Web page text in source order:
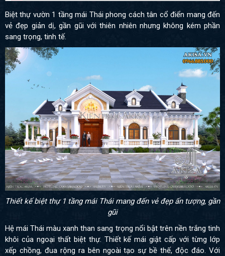
Biệt thự vườn 1 tầng mái Thái phong cách tân cổ điển mang đến
vẻ đẹp giản dị, gần gũi với thiên nhiên nhưng không kém phần
sang trọng, tinh tế.
Thiết kế biệt thự 1 tầng mái Thái mang đến vẻ đẹp ấn tượng, gần
gũi
Hệ mái Thái màu xanh than sang trọng nổi bật trên nền trắng tinh
khôi của ngoại thất biệt thự. Thiết kế mái giật cấp với từng lớp
xếp chồng, đua rộng ra bên ngoài tạo sự bề thế, độc đáo. Với